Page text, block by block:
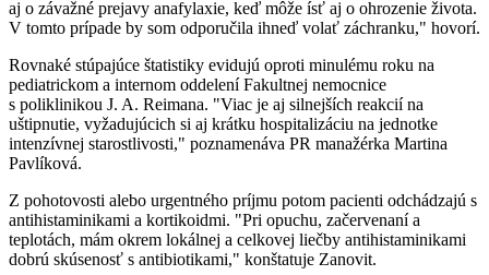
aj o závažné prejavy anafylaxie, keď môže ísť aj o ohrozenie života.
V tomto prípade by som odporučila ihneď volať záchranku," hovorí.
Rovnaké stúpajúce štatistiky evidujú oproti minulému roku na
pediatrickom a internom oddelení Fakultnej nemocnice
s poliklinikou J. A. Reimana. "Viac je aj silnejších reakcií na
uštipnutie, vyžadujúcich si aj krátku hospitalizáciu na jednotke
intenzívnej starostlivosti," poznamenáva PR manažérka Martina
Pavlíková.
Z pohotovosti alebo urgentného príjmu potom pacienti odchádzajú s
antihistaminikami a kortikoidmi. "Pri opuchu, začervenaní a
teplotách, mám okrem lokálnej a celkovej liečby antihistaminikami
dobrú skúsenosť s antibiotikami," konštatuje Zanovit.